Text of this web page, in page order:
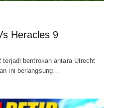
Heracles 9
bentrokan antara Utrecht
ini berlangsung…